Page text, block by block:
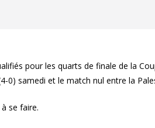
pour les quarts de finale de la
0) samedi et le match nul entre la
se faire.